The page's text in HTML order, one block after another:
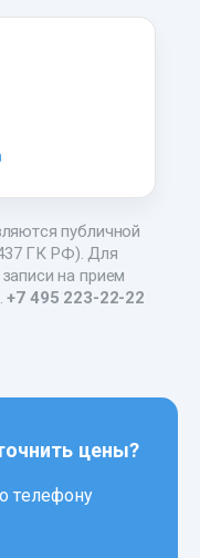
публичной
ГК РФ). Для
на прием
+7 495 223-22-22
цены?
телефону